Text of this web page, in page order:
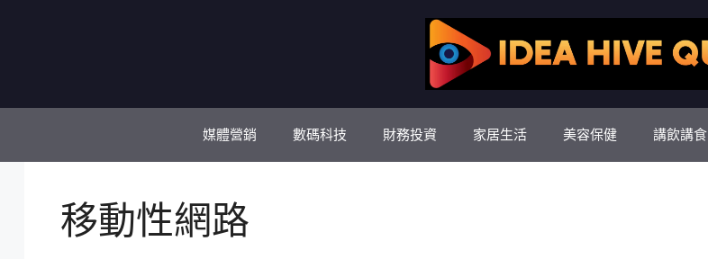
媒體營銷 數碼科技 財務投資 家居生活 美容保健 講飲講食
移動性網路